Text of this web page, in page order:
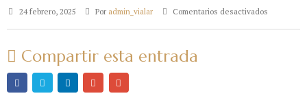
24 febrero, 2025 Por admin_vialar Comentarios desactivados
Compartir esta entrada